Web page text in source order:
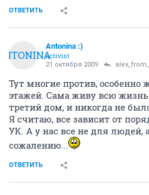
ОТВЕТИТЬ
Antonina :)
activist
21 октября 2009
Тут многие против,
этажей. Сама живу всю
третий дом, и никогда не
Я считаю, все зависит от
УК. А у нас все не для людей,
сожалению...
ОТВЕТИТЬ